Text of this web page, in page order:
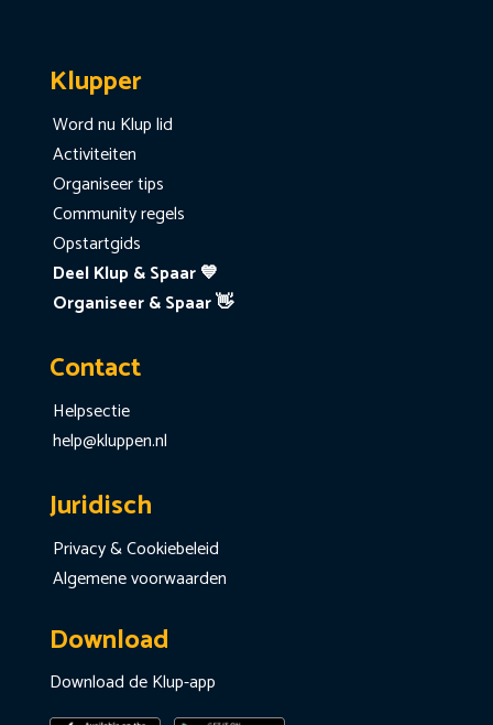
Klupper
Word nu Klup lid
Activiteiten
Organiseer tips
Community regels
Opstartgids
Deel Klup & Spaar 💙
Organiseer & Spaar 👋
Contact
Helpsectie
help@kluppen.nl
Juridisch
Privacy & Cookiebeleid
Algemene voorwaarden
Download
Download de Klup-app